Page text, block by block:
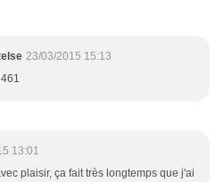
23/03/2015 15:13
13:01
plaisir, ça fait très longtemps que j'ai